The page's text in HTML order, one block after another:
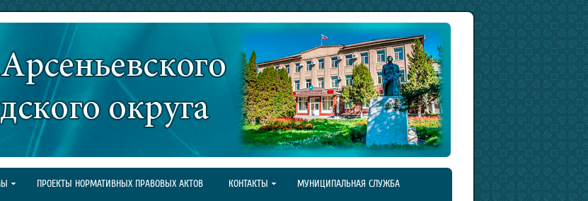
ПРОЕКТЫ НОРМАТИВНЫХ ПРАВОВЫХ АКТОВ КОНТАКТЫ МУНИЦИПАЛЬНАЯ СЛУЖБА